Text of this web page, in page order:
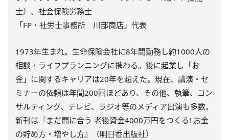
士）、社会保険労務士
「FP・社労士事務所 川部商店」代表
1973年生まれ。生命保険会社に8年間勤務し約1000人の
相談・ライフプランニングに携わる。後に起業し「お
金」に関するキャリアは20年を超えた。現在、講演・セ
ミナーの依頼は年間200回ほどあり、その他、執筆、コン
サルティング、テレビ、ラジオ等のメディア出演も多数。
新刊は『まだ間に合う 老後資金4000万円をつくる! お金
の貯め方・増やし方』（明日香出版社）